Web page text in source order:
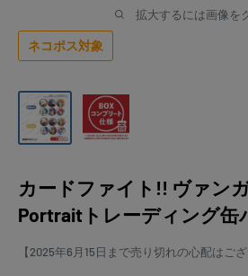
拡大するには画像を
ネコポス対象
カードファイト!! ヴァン
Portraitトレーディング缶
【2025年6月15日まで売り切れの心配はござ